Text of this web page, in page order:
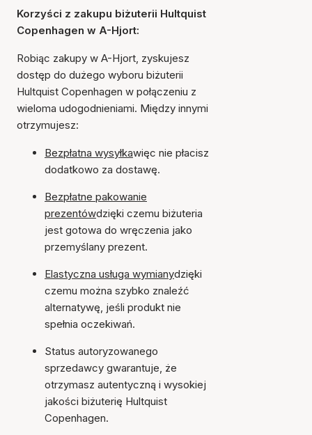
Korzyści z zakupu biżuterii Hultquist
Copenhagen w A-Hjort:
Robiąc zakupy w A-Hjort, zyskujesz
dostęp do dużego wyboru biżuterii
Hultquist Copenhagen w połączeniu z
wieloma udogodnieniami. Między innymi
otrzymujesz:
Bezpłatna wysyłkawięc nie płacisz
dodatkowo za dostawę.
Bezpłatne pakowanie
prezentówdzięki czemu biżuteria
jest gotowa do wręczenia jako
przemyślany prezent.
Elastyczna usługa wymianydzięki
czemu można szybko znaleźć
alternatywę, jeśli produkt nie
spełnia oczekiwań.
Status autoryzowanego
sprzedawcy gwarantuje, że
otrzymasz autentyczną i wysokiej
jakości biżuterię Hultquist
Copenhagen.